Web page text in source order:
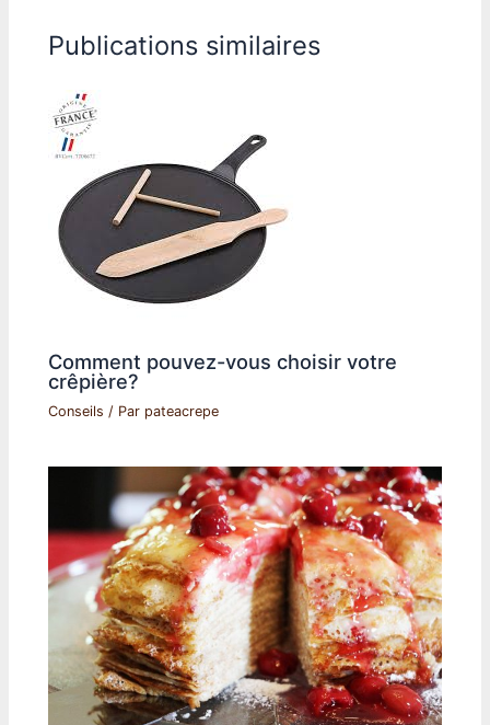
Publications similaires
Comment pouvez-vous choisir votre
crêpière?
Conseils / Par pateacrepe